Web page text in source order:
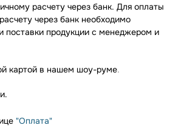
расчету через банк. Для оплаты
через банк необходимо
поставки продукции с менеджером и
картой в нашем шоу-руме.
"Оплата"